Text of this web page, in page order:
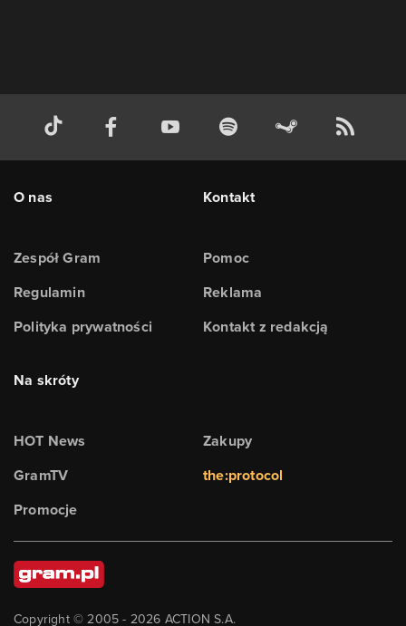
O nas
Zespół Gram
Regulamin
Polityka prywatności
Kontakt
Pomoc
Reklama
Kontakt z redakcją
Na skróty
HOT News
GramTV
Promocje
Zakupy
the:protocol
Copyright © 2005 - 2026 ACTION S.A.